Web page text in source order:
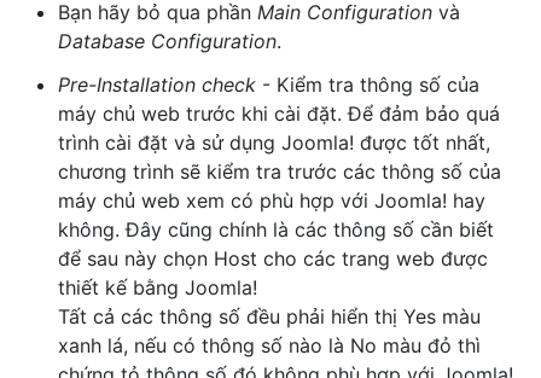
Bạn hãy bỏ qua phần Main Configuration và
Database Configuration.
Pre-Installation check - Kiểm tra thông số của
máy chủ web trước khi cài đặt. Để đảm bảo quá
trình cài đặt và sử dụng Joomla! được tốt nhất,
chương trình sẽ kiểm tra trước các thông số của
máy chủ web xem có phù hợp với Joomla! hay
không. Đây cũng chính là các thông số cần biết
để sau này chọn Host cho các trang web được
thiết kế bằng Joomla!
Tất cả các thông số đều phải hiển thị Yes màu
xanh lá, nếu có thông số nào là No màu đỏ thì